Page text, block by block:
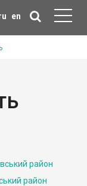
en
район
район